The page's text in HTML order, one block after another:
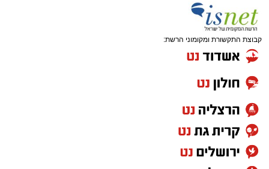
קבוצת התקשורת ומקומוני הרשת: